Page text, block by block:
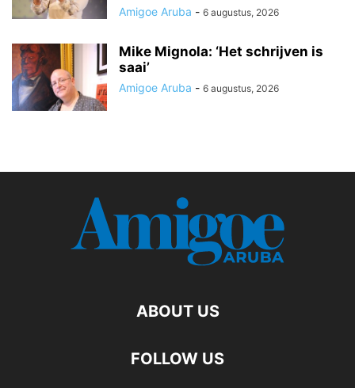
Amigoe Aruba - 6 augustus, 2026
Mike Mignola: ‘Het schrijven is
saai’
Amigoe Aruba - 6 augustus, 2026
ABOUT US
FOLLOW US